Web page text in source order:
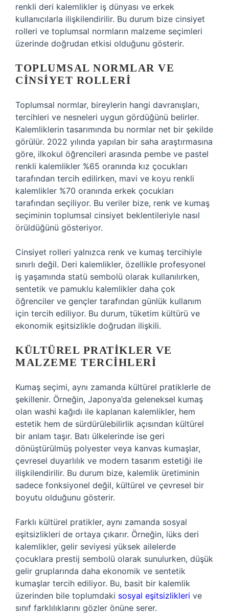
renkli deri kalemlikler iş dünyası ve erkek
kullanıcılarla ilişkilendirilir. Bu durum bize cinsiyet
rolleri ve toplumsal normların malzeme seçimleri
üzerinde doğrudan etkisi olduğunu gösterir.
TOPLUMSAL NORMLAR VE
CINSIYET ROLLERI
Toplumsal normlar, bireylerin hangi davranışları,
tercihleri ve nesneleri uygun gördüğünü belirler.
Kalemliklerin tasarımında bu normlar net bir şekilde
görülür. 2022 yılında yapılan bir saha araştırmasına
göre, ilkokul öğrencileri arasında pembe ve pastel
renkli kalemlikler %65 oranında kız çocukları
tarafından tercih edilirken, mavi ve koyu renkli
kalemlikler %70 oranında erkek çocukları
tarafından seçiliyor. Bu veriler bize, renk ve kumaş
seçiminin toplumsal cinsiyet beklentileriyle nasıl
örüldüğünü gösteriyor.
Cinsiyet rolleri yalnızca renk ve kumaş tercihiyle
sınırlı değil. Deri kalemlikler, özellikle profesyonel
iş yaşamında statü sembolü olarak kullanılırken,
sentetik ve pamuklu kalemlikler daha çok
öğrenciler ve gençler tarafından günlük kullanım
için tercih ediliyor. Bu durum, tüketim kültürü ve
ekonomik eşitsizlikle doğrudan ilişkili.
KÜLTÜREL PRATIKLER VE
MALZEME TERCIHLERI
Kumaş seçimi, aynı zamanda kültürel pratiklerle de
şekillenir. Örneğin, Japonya’da geleneksel kumaş
olan washi kağıdı ile kaplanan kalemlikler, hem
estetik hem de sürdürülebilirlik açısından kültürel
bir anlam taşır. Batı ülkelerinde ise geri
dönüştürülmüş polyester veya kanvas kumaşlar,
çevresel duyarlılık ve modern tasarım estetiği ile
ilişkilendirilir. Bu durum bize, kalemlik üretiminin
sadece fonksiyonel değil, kültürel ve çevresel bir
boyutu olduğunu gösterir.
Farklı kültürel pratikler, aynı zamanda sosyal
eşitsizlikleri de ortaya çıkarır. Örneğin, lüks deri
kalemlikler, gelir seviyesi yüksek ailelerde
çocuklara prestij sembolü olarak sunulurken, düşük
gelir gruplarında daha ekonomik ve sentetik
kumaşlar tercih ediliyor. Bu, basit bir kalemlik
üzerinden bile toplumdaki sosyal eşitsizlikleri ve
sınıf farklılıklarını gözler önüne serer.